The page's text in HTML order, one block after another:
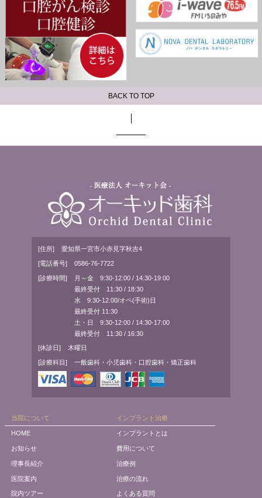
BACK TO TOP
[住所] 愛知県一宮市小赤見字秋吉4
[電話番号] 0586-76-7722
[診療時間]
月～金 9:30-12:00 / 14:30-19:00
最終受付 11:30 / 18:30
水 9:30-12:00/オペ(手術)日
最終受付 11:30
土・日 9:30-12:00 / 14:30-17:00
最終受付 11:30 / 16:30
[休診日] 木曜日
[診療科目] 一般歯科・小児歯科・口腔歯科・矯正歯科
当院について
HOME
お知らせ
理事長紹介
医院案内
院内ツアー
インプラント治療
インプラントとは
費用について
治療例
治療の流れ
よくある質問